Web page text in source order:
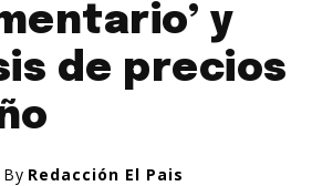
y
de precios
By Redacción El Pais